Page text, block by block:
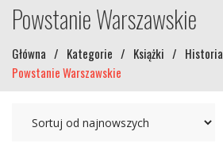
Powstanie Warszawskie
Główna / Kategorie / Książki / Historia
Powstanie Warszawskie